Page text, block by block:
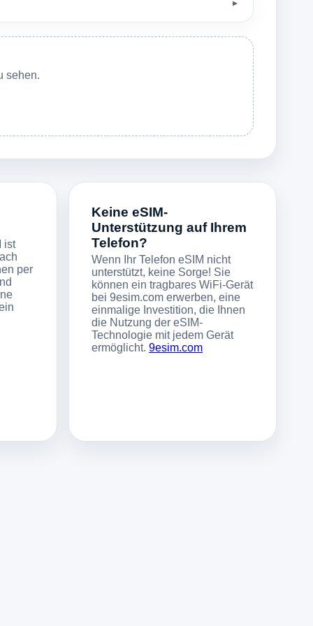
▼
sehen.
ist
per
Keine eSIM-
Unterstützung auf Ihrem
Telefon?
Wenn Ihr Telefon eSIM nicht
unterstützt, keine Sorge! Sie
können ein tragbares WiFi-Gerät
bei 9esim.com erwerben, eine
einmalige Investition, die Ihnen
die Nutzung der eSIM-
Technologie mit jedem Gerät
ermöglicht. 9esim.com